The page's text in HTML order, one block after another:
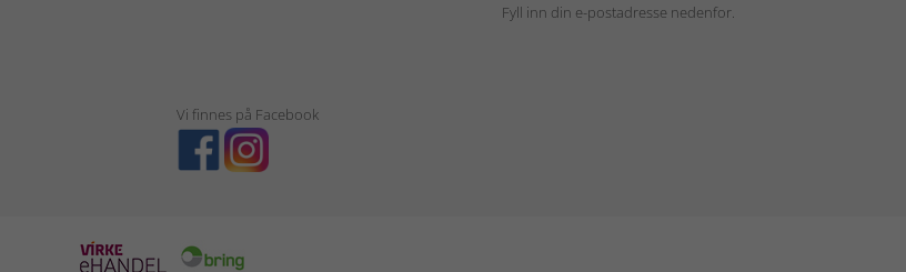
Fyll inn din e-postadresse nedenfor.
Vi finnes på Facebook